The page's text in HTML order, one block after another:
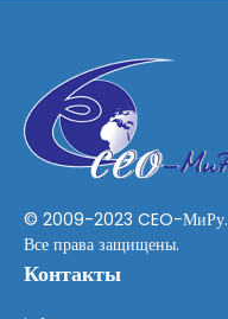
© 2009-2023 CEO-МиРу.
Все права защищены.
Контакты